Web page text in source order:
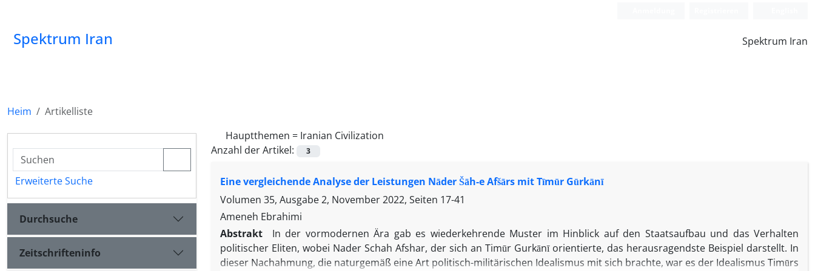
Spektrum Iran Spektrum Iran
Heim
Artikelliste
Hauptthemen = Iranian Civilization
Anzahl der Artikel:
3
Eine vergleichende Analyse der Leistungen Nāder Šāh-e Afšārs mit Tīmūr Gūrkānī
Volumen 35, Ausgabe 2, November 2022, Seiten 17-41
Ameneh Ebrahimi
Abstrakt
In der vormodernen Ära gab es wiederkehrende Muster im Hinblick auf den Staatsaufbau und das Verhalten
politischer Eliten, wobei Nader Schah Afshar, der sich an Timūr Gurkānī orientierte, das herausragendste Beispiel darstellt. In
dieser Nachahmung, die naturgemäß eine Art politisch-militärischen Idealismus mit sich brachte, war es der Idealismus Timūrs
Erweiterte Suche
Durchsuche
Zeitschrifteninfo